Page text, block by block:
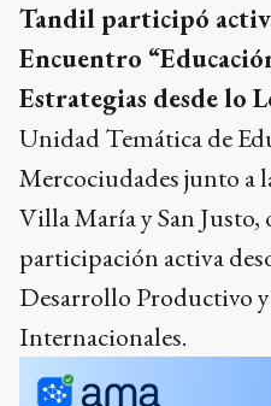
Tandil participó
Encuentro
Estrategias desde lo
Unidad Temática de
Mercociudades junto a
Villa María y San
participación activa
Desarrollo Productivo
Internacionales.